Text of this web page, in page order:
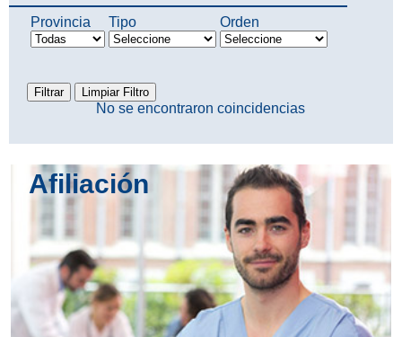
Aceptar
Rechazar
Provincia Tipo Orden
No se encontraron coincidencias
Afiliación